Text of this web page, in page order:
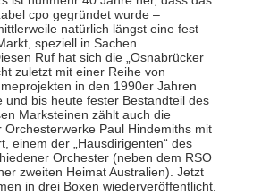
cpo gegründet wurde –
natürlich längst eine fest
speziell in Sachen
Ruf hat sich die „Osnabrücker
zuletzt mit einer Reihe von
in den 1990er Jahren
und bis heute fester Bestandteil des
Marksteinen zählt auch die
Paul Hindemiths mit
einem der „Hausdirigenten“ des
Orchester (neben dem RSO
zweiten Heimat Australien). Jetzt
in drei Boxen wiederveröffentlicht.